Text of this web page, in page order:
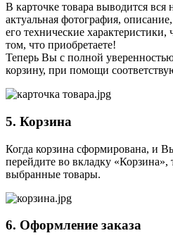
В карточке товара выводится
актуальная фотография,
его технические
том, что приобретаете!
Теперь Вы с полной
корзину, при помощи
5. Корзина
Когда корзина сформирована, и
перейдите во вкладку «Корзина»,
выбранные товары.
6. Оформление заказа